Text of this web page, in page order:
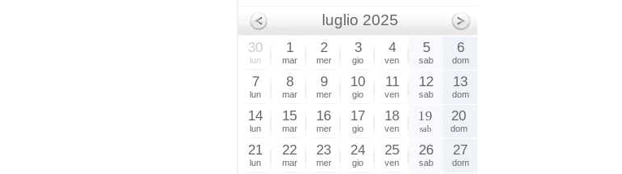
luglio 2025
30
lun
1
mar
2
mer
3
gio
4
ven
5
sab
6
dom
7
lun
8
mar
9
mer
10
gio
11
ven
12
sab
13
dom
14
lun
15
mar
16
mer
17
gio
18
ven
19
sab
20
dom
21
lun
22
mar
23
mer
24
gio
25
ven
26
sab
27
dom